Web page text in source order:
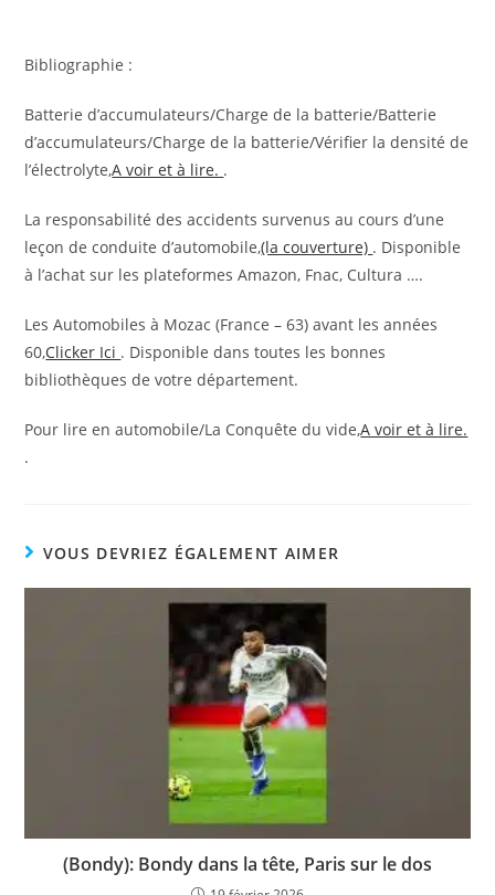
Bibliographie :
Batterie d’accumulateurs/Charge de la batterie/Batterie
d’accumulateurs/Charge de la batterie/Vérifier la densité de
l’électrolyte,A voir et à lire. .
La responsabilité des accidents survenus au cours d’une
leçon de conduite d’automobile,(la couverture) . Disponible
à l’achat sur les plateformes Amazon, Fnac, Cultura ….
Les Automobiles à Mozac (France – 63) avant les années
60,Clicker Ici . Disponible dans toutes les bonnes
bibliothèques de votre département.
Pour lire en automobile/La Conquête du vide,A voir et à lire.
.
VOUS DEVRIEZ ÉGALEMENT AIMER
(Bondy): Bondy dans la tête, Paris sur le dos